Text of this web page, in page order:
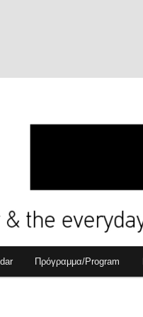
Πρόγραμμα/Program